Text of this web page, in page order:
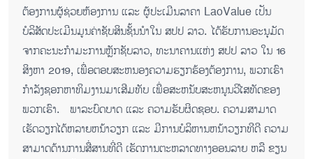
ຕ້ອງການຜູ້ຊ່ວຍຫ້ອງການ ແລະ ຜູ້ປະເມີນລາຄາ LaoValue ເປັນ
ບໍລິສັດປະເມີນມູນຄ່າຊັບສິນຊັ້ນນໍາໃນ ສປປ ລາວ. ໄດ້ຮັບການອະນຸມັດ
ຈາກຄະນະກໍາມະການຫຼັກຊັບລາວ, ທະນາຄານແຫ່ງ ສປປ ລາວ ໃນ 16
ສິງຫາ 2019, ເພື່ອຕອບ​ສະ​ຫນອງ​ຄວາມ​ຮຽກ​ຮ້ອງ​ຕ້ອງ​ການ, ພວກເຮົາ
ກໍາລັງຊອກຫາ​ທິມ​ງານ​ມາ​ເສີມ​ທັບ ເພື່ອສະຫນັບສະຫນູນວິໄສທັດຂອງ
ພວກເຮົາ. ພາລະບົດບາດ ແລະ ຄວາມຮັບຜິດຊອບ. ຄວາມ​ສາ​ມາດ​
ເຮັດ​ວຽກ​ໄດ້​ຫລາຍ​ຫນ້າ​ວຽກ ແລະ ມີ​ການ​ບໍ​ລິ​ຫານ​ຫນ້າ​ວຽກ​ທີ​ດີ ຄວາມ
ສາມາດດ້ານການສື່ສານທີ່ດີ ​ເຮັດ​ການ​ຕະ​ຫລາດ​ທາງ​ອອນ​ລາຍ ຫລື ຂຽນ​